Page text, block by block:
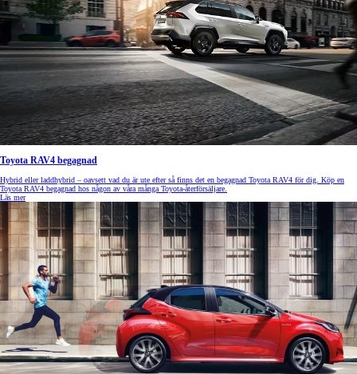
Toyota RAV4 begagnad
Hybrid eller laddhybrid – oavsett vad du är ute efter så finns det en begagnad Toyota RAV4 för dig. Köp en
Toyota RAV4 begagnad hos någon av våra många Toyota-återförsäljare.
Läs mer